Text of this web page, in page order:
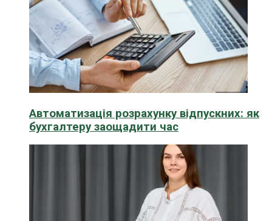
Автоматизація розрахунку відпускних: як
бухгалтеру заощадити час